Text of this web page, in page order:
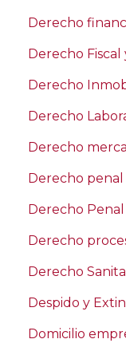
Derecho
Derecho
Derecho
Derecho
Derecho
Derecho penal
Derecho
Derecho
Derecho
Despido y
Domicilio